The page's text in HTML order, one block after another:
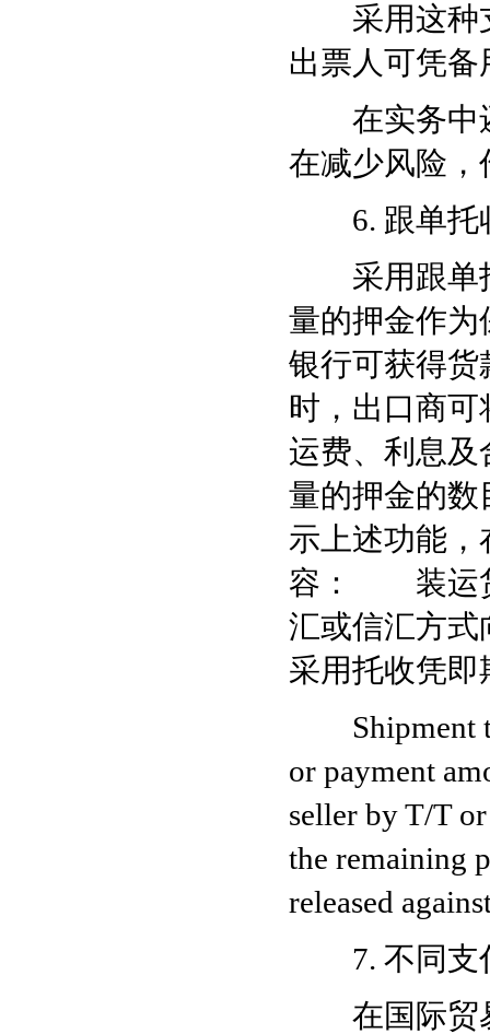
采用这种支
出票人可凭
在实务中还
在减少风险，
6. 跟单托
采用跟单托
量的押金作为
银行可获得货
时，出口商
运费、利息及
量的押金的数
示上述功能
容： 装运货
汇或信汇方式
采用托收凭
Shipment to
or payment
seller by T/T
the remaining
released
7. 不同支付
在国际贸易